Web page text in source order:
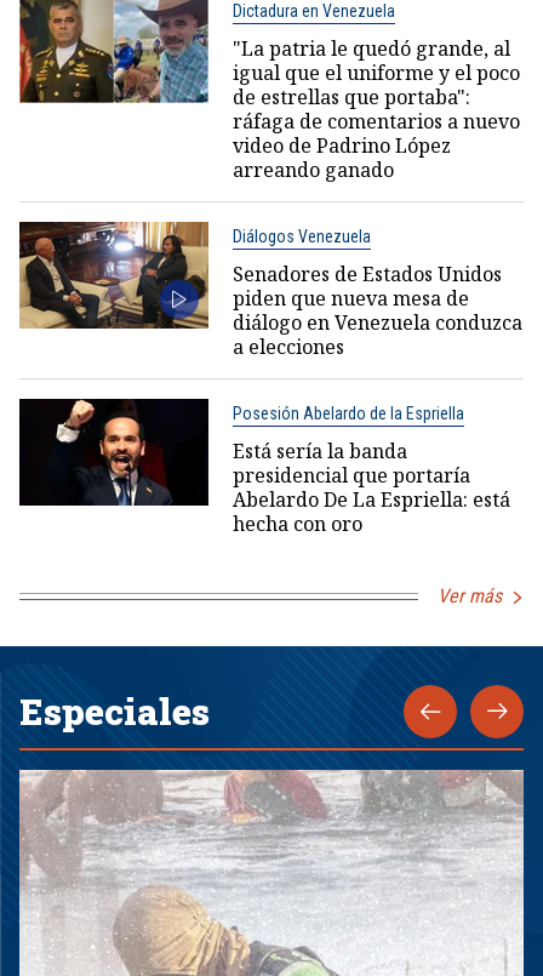
Dictadura en Venezuela
"La patria le quedó grande, al
igual que el uniforme y el poco
de estrellas que portaba":
ráfaga de comentarios a nuevo
video de Padrino López
arreando ganado
Diálogos Venezuela
Senadores de Estados Unidos
piden que nueva mesa de
diálogo en Venezuela conduzca
a elecciones
Posesión Abelardo de la Espriella
Está sería la banda
presidencial que portaría
Abelardo De La Espriella: está
hecha con oro
Ver más
Especiales